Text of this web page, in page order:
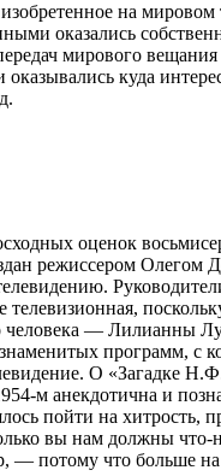
на
оказались
мирового
куда
оценок
режиссером Олегом
телевизионная,
человека — Лилианны
программ, с
О «Загадке
м анекдотична и
пойти на хитрость,
вы нам должны что-
— потому что больше на